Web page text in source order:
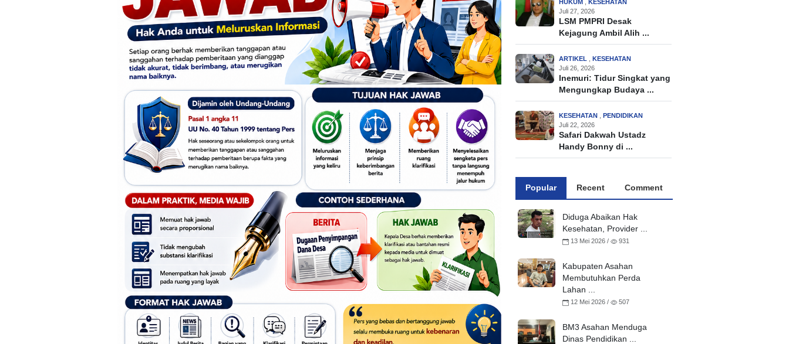
HUKUM , KESEHATAN
Juli 27, 2026
LSM PMPRI Desak
Kejagung Ambil Alih ...
ARTIKEL , KESEHATAN
Juli 26, 2026
Inemuri: Tidur Singkat yang
Mengungkap Budaya ...
KESEHATAN , PENDIDIKAN
Juli 22, 2026
Safari Dakwah Ustadz
Handy Bonny di ...
Popular Recent Comment
Diduga Abaikan Hak
Kesehatan, Provider ...
13 Mei 2026 / 931
Kabupaten Asahan
Membutuhkan Perda
Lahan ...
12 Mei 2026 / 507
BM3 Asahan Menduga
Dinas Pendidikan ...